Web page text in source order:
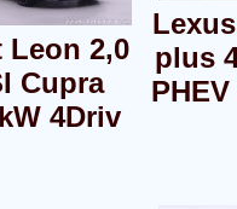
Leon 2,0
Cupra
4Driv
plus
PHEV